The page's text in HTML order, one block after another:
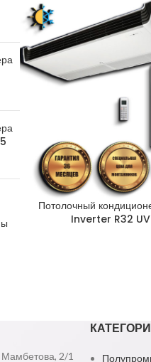
Потолочный
Inverter R32
Мамбетова, 2/1